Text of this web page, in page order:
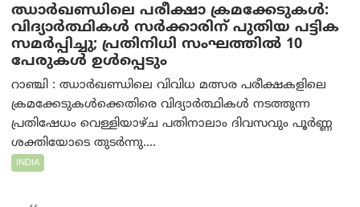
ഝാര്‍ഖണ്ഡിലെ പരീക്ഷാ ക്രമക്കേടുകള്‍:
വിദ്യാർത്ഥികൾ സർക്കാരിന് പുതിയ പട്ടിക
സമർപ്പിച്ചു; പ്രതിനിധി സംഘത്തിൽ 10
പേരുകൾ ഉൾപ്പെടും
റാഞ്ചി : ഝാർഖണ്ഡിലെ വിവിധ മത്സര പരീക്ഷകളിലെ
ക്രമക്കേടുകൾക്കെതിരെ വിദ്യാർത്ഥികൾ നടത്തുന്ന
പ്രതിഷേധം വെള്ളിയാഴ്ച പതിനാലാം ദിവസവും പൂർണ്ണ
ശക്തിയോടെ തുടർന്നു....
INDIA